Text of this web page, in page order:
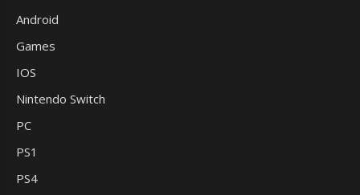
Android
Games
IOS
Nintendo Switch
PC
PS1
PS4